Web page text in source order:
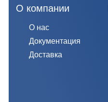
О компании
О нас
Документация
Доставка